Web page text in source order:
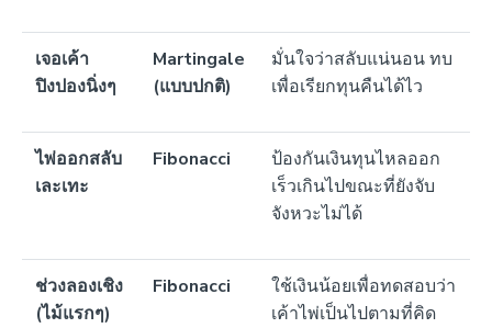
เจอเค้า
ปิงปองนิ่งๆ
Martingale
(แบบปกติ)
มั่นใจว่าสลับแน่นอน ทบ
เพื่อเรียกทุนคืนได้ไว
ไพ่ออกสลับ
เละเทะ
Fibonacci
ป้องกันเงินทุนไหลออก
เร็วเกินไปขณะที่ยังจับ
จังหวะไม่ได้
ช่วงลองเชิง
(ไม้แรกๆ)
Fibonacci
ใช้เงินน้อยเพื่อทดสอบว่า
เค้าไพ่เป็นไปตามที่คิด